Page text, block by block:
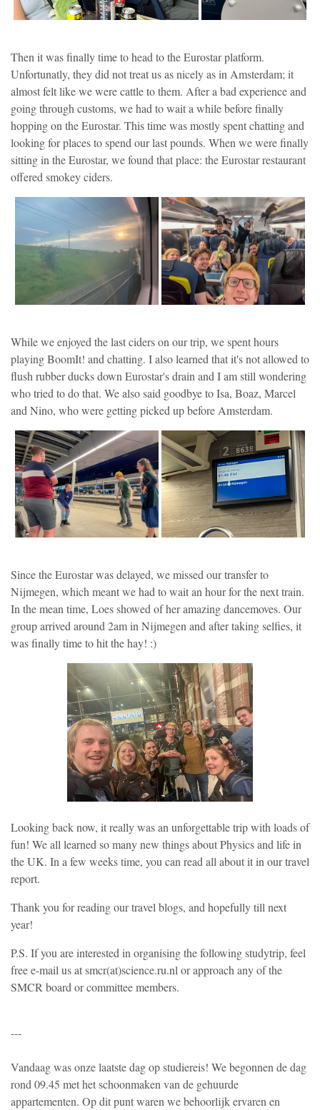
Then it was finally time to head to the Eurostar platform.
Unfortunatly, they did not treat us as nicely as in Amsterdam; it
almost felt like we were cattle to them. After a bad experience and
going through customs, we had to wait a while before finally
hopping on the Eurostar. This time was mostly spent chatting and
looking for places to spend our last pounds. When we were finally
sitting in the Eurostar, we found that place: the Eurostar restaurant
offered smokey ciders.
While we enjoyed the last ciders on our trip, we spent hours
playing BoomIt! and chatting. I also learned that it's not allowed to
flush rubber ducks down Eurostar's drain and I am still wondering
who tried to do that. We also said goodbye to Isa, Boaz, Marcel
and Nino, who were getting picked up before Amsterdam.
Since the Eurostar was delayed, we missed our transfer to
Nijmegen, which meant we had to wait an hour for the next train.
In the mean time, Loes showed of her amazing dancemoves. Our
group arrived around 2am in Nijmegen and after taking selfies, it
was finally time to hit the hay! :)
Looking back now, it really was an unforgettable trip with loads of
fun! We all learned so many new things about Physics and life in
the UK. In a few weeks time, you can read all about it in our travel
report.
Thank you for reading our travel blogs, and hopefully till next
year!
P.S. If you are interested in organising the following studytrip, feel
free e-mail us at smcr(at)science.ru.nl or approach any of the
SMCR board or committee members.
---
Vandaag was onze laatste dag op studiereis! We begonnen de dag
rond 09.45 met het schoonmaken van de gehuurde
appartementen. Op dit punt waren we behoorlijk ervaren en